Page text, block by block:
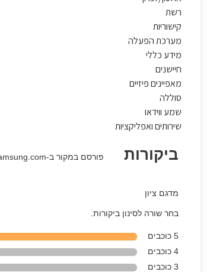
רשת
קישוריות
מערכת הפעלה
מידע כללי
חיישנים
מאפיינים פיזיים
סוללה
שמע ווידאו
שירותים ואפליקציות
ביקורות פורסם במקור ב-Samsung.com
מדגם ציון
בחר שורה לסינון ביקורות.
5 כוכבים
4 כוכבים
3 כוכבים